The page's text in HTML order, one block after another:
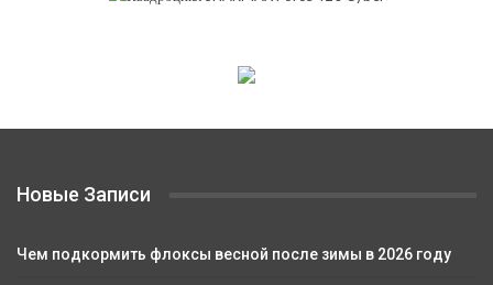
Новые Записи
Чем подкормить флоксы весной после зимы в 2026 году